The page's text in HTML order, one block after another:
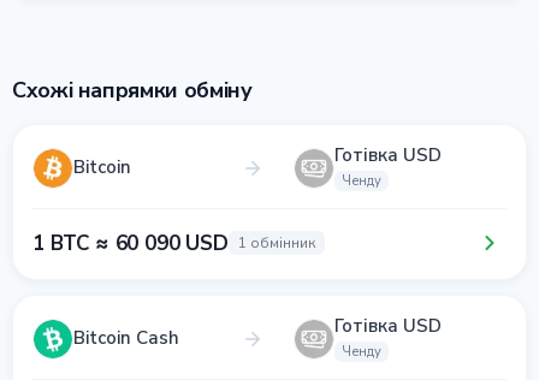
Схожі напрямки обміну
Bitcoin Готівка USD
Ченду
1 BTC ≈ 60 090 USD 1 обмінник
Bitcoin Cash Готівка USD
Ченду